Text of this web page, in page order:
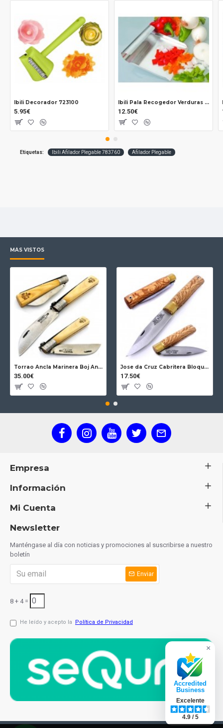
Ibili Decorador 723100
5.95€
Ibili Pala Recogedor Verduras 722224
12.50€
Etiquetas: Ibili Afilador Plegable 783760 Afilador Plegable
MÁS VISTOS
Torrao Ancla Marinera Boj Ancla Bloqueo
35.00€
Jose da Cruz Cabritera Bloqueo Encina Carbono
17.50€
Empresa
Información
Mi Cuenta
Newsletter
Manténgase al día con noticias y promociones al suscribirse a nuestro
boletín
Enviar
8 + 4 =
He leído y acepto la Política de Privacidad
×
Accredited
Business
Excelente
4.9 / 5